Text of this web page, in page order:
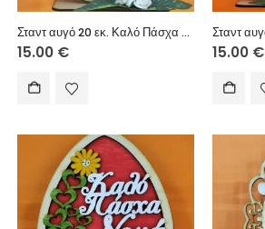
Σταντ αυγό 20 εκ. Καλό Πάσχα Νονέ και Νονά
15.00 € 15.00 €